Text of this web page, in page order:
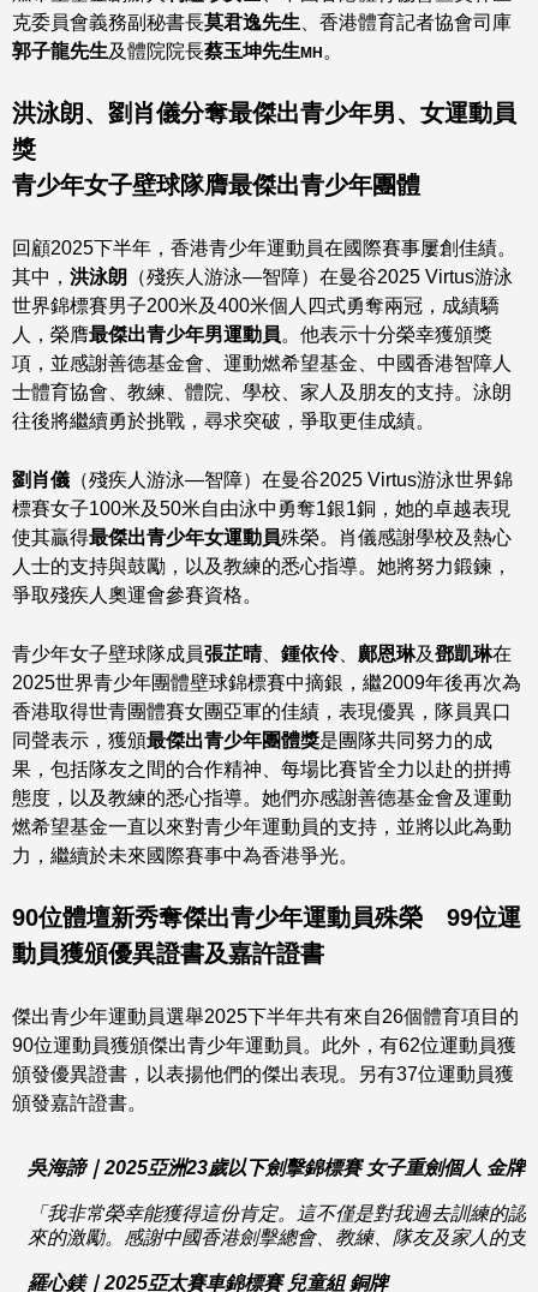
克委員會義務副秘書長莫君逸先生 、香港體育記者協會司庫
郭子龍先生及體院院長蔡玉坤先生 MH 。
洪泳朗、劉肖儀分奪最傑出青少年男、女運動員
獎
青少年女子壁球隊膺最傑出青少年團體
回顧2025下半年，香港青少年運動員在國際賽事屢創佳績。
其中， 洪泳朗 （殘疾人游泳—智障）在曼谷2025 Virtus游泳
世界錦標賽男子200米及400米個人四式勇奪兩冠，成績驕
人，榮膺最傑出青少年男運動員。他表示十分榮幸獲頒獎
項，並感謝善德基金會、運動燃希望基金、中國香港智障人
士體育協會、教練、體院、學校、家人及朋友的支持。泳朗
往後將繼續勇於挑戰，尋求突破，爭取更佳成績。
劉肖儀 （殘疾人游泳—智障）在曼谷2025 Virtus游泳世界錦
標賽女子100米及50米自由泳中勇奪1銀1銅，她的卓越表現
使其贏得最傑出青少年女運動員殊榮。肖儀感謝學校及熱心
人士的支持與鼓勵，以及教練的悉心指導。她將努力鍛鍊，
爭取殘疾人奧運會參賽資格。
青少年女子壁球隊成員張芷晴、 鍾依伶 鄺恩琳及鄧凱琳在
2025世界青少年團體壁球錦標賽中摘銀，繼2009年後再次為
香港取得世青團體賽女團亞軍的佳績，表現優異，隊員異口
同聲表示，獲頒最傑出青少年團體獎是團隊共同努力的成
果，包括隊友之間的合作精神、每場比賽皆全力以赴的拼搏
態度，以及教練的悉心指導。她們亦感謝善德基金會及運動
燃希望基金一直以來對青少年運動員的支持，並將以此為動
力，繼續於未來國際賽事中為香港爭光。
90位體壇新秀奪傑出青少年運動員殊榮 99位運
動員獲頒優異證書及嘉許證書
傑出青少年運動員選舉2025下半年共有來自26個體育項目的
90位運動員獲頒傑出青少年運動員。此外，有62位運動員獲
頒發優異證書，以表揚他們的傑出表現。另有37位運動員獲
頒發嘉許證書。
吳海諦｜2025亞洲23歲以下劍擊錦標賽 女子重劍個人 金牌
「我非常榮幸能獲得這份肯定。這不僅是對我過去訓練的認
來的激勵。感謝中國香港劍擊總會、教練、隊友及家人的支
羅心鎂｜2025亞太賽車錦標賽 兒童組 銅牌